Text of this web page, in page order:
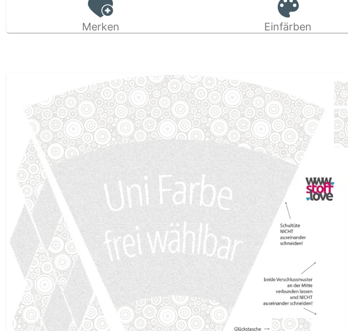
Merken Einfärben